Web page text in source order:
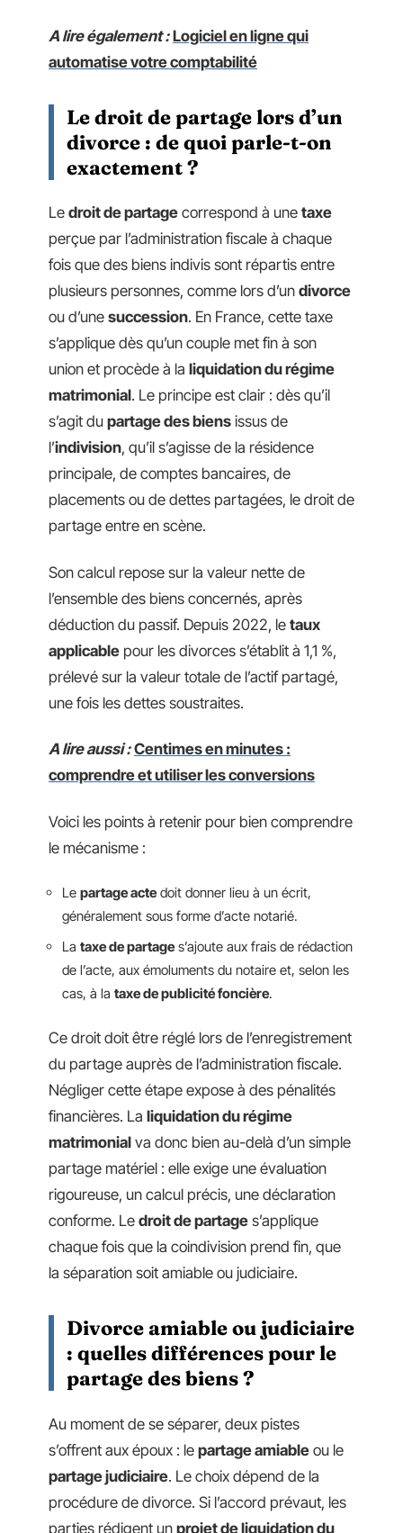
A lire également : Logiciel en ligne qui
automatise votre comptabilité
Ledroit de partagelors d’un
divorce : de quoi parle-t-on
exactement ?
Le droit de partage correspond à une taxe
perçue par l’administration fiscale à chaque
fois que des biens indivis sont répartis entre
plusieurs personnes, comme lors d’un divorce
ou d’une succession. En France, cette taxe
s’applique dès qu’un couple met fin à son
union et procède à la liquidation du régime
matrimonial. Le principe est clair : dès qu’il
s’agit du partage des biens issus de
l’indivision, qu’il s’agisse de la résidence
principale, de comptes bancaires, de
placements ou de dettes partagées, le droit de
partage entre en scène.
Son calcul repose sur la valeur nette de
l’ensemble des biens concernés, après
déduction du passif. Depuis 2022, le taux
applicable pour les divorces s’établit à 1,1 %,
prélevé sur la valeur totale de l’actif partagé,
une fois les dettes soustraites.
A lire aussi : Centimes en minutes :
comprendre et utiliser les conversions
Voici les points à retenir pour bien comprendre
le mécanisme :
Le partage acte doit donner lieu à un écrit,
généralement sous forme d’acte notarié.
La taxe de partage s’ajoute aux frais de rédaction
de l’acte, aux émoluments du notaire et, selon les
cas, à la taxe de publicité foncière.
Ce droit doit être réglé lors de l’enregistrement
du partage auprès de l’administration fiscale.
Négliger cette étape expose à des pénalités
financières. La liquidation du régime
matrimonial va donc bien au-delà d’un simple
partage matériel : elle exige une évaluation
rigoureuse, un calcul précis, une déclaration
conforme. Le droit de partage s’applique
chaque fois que la coindivision prend fin, que
la séparation soit amiable ou judiciaire.
Divorce amiable ou judiciaire
: quelles différences pour le
partage des biens ?
Au moment de se séparer, deux pistes
s’offrent aux époux : le partage amiable ou le
partage judiciaire. Le choix dépend de la
procédure de divorce. Si l’accord prévaut, les
parties rédigent un projet de liquidation du